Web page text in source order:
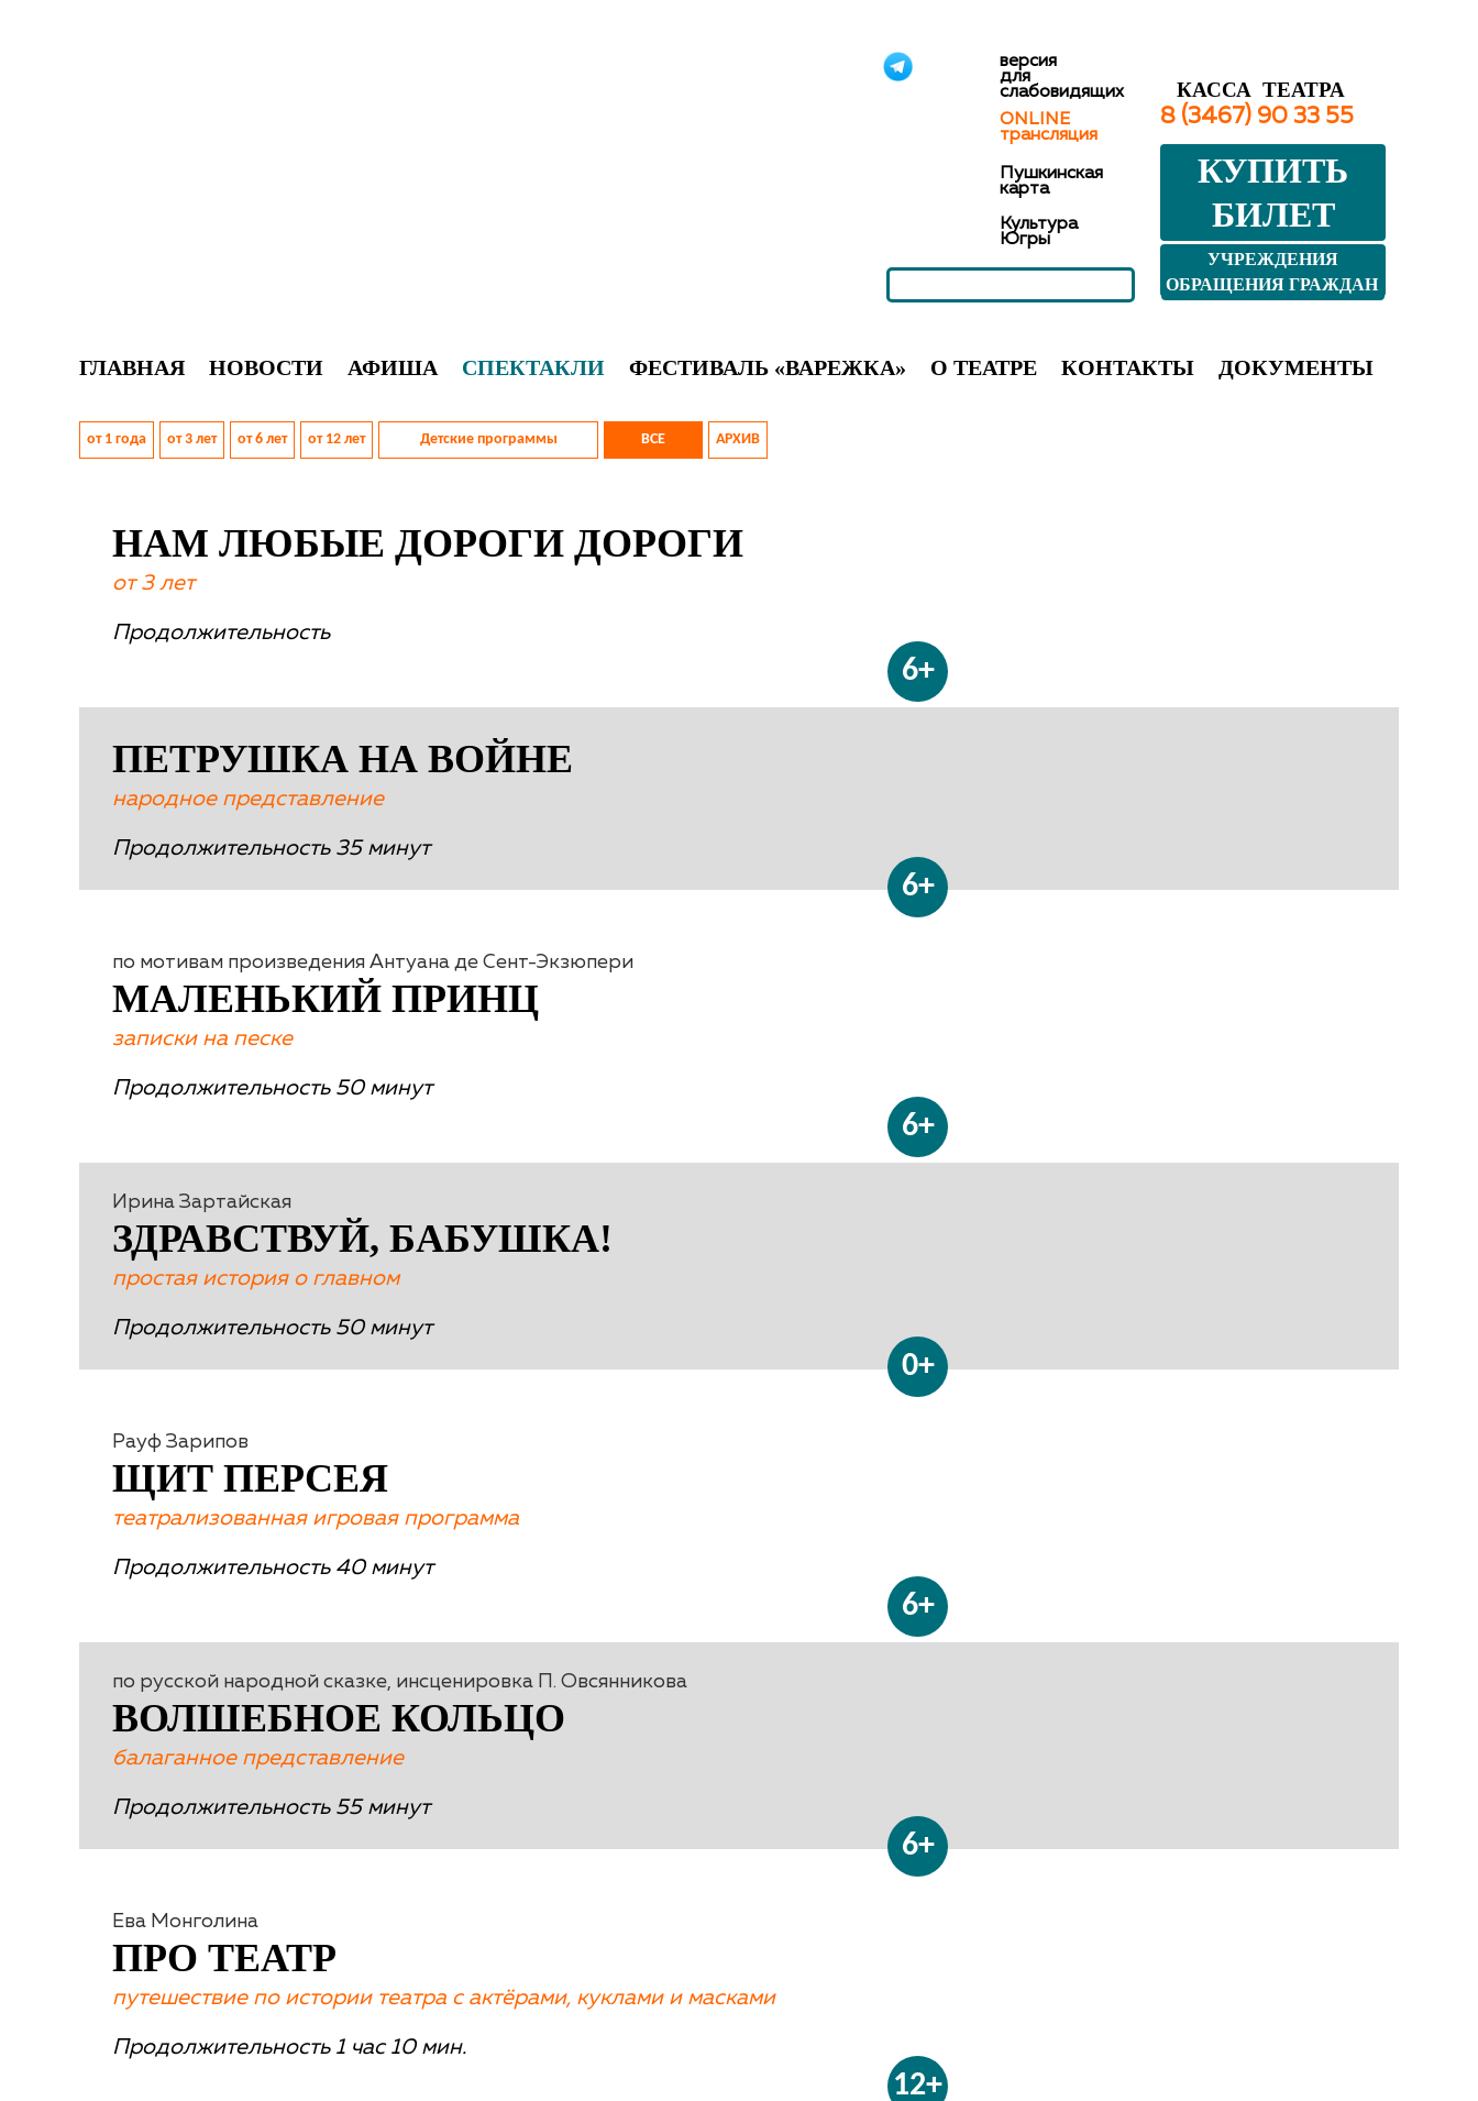
версия
для
слабовидящих
ONLINE
трансляция
Пушкинская
карта
Культура
Югры
КАССА ТЕАТРА
8 (3467) 90 33 55
КУПИТЬ
БИЛЕТ
УЧРЕЖДЕНИЯ
КУЛЬТУРЫ ЮГРЫ
ОБРАЩЕНИЯ ГРАЖДАН
ГЛАВНАЯ НОВОСТИ АФИША СПЕКТАКЛИ ФЕСТИВАЛЬ «ВАРЕЖКА» О ТЕАТРЕ КОНТАКТЫ ДОКУМЕНТЫ
от 1 года от 3 лет от 6 лет от 12 лет Детские программы ВСЕ АРХИВ
НАМ ЛЮБЫЕ ДОРОГИ ДОРОГИ
Продолжительность
от 3 лет
6+
ПЕТРУШКА НА ВОЙНЕ
Продолжительность 35 минут
народное представление
6+
по мотивам произведения Антуана де Сент-Экзюпери
МАЛЕНЬКИЙ ПРИНЦ
Продолжительность 50 минут
записки на песке
6+
Ирина Зартайская
ЗДРАВСТВУЙ, БАБУШКА!
Продолжительность 50 минут
простая история о главном
0+
Рауф Зарипов
ЩИТ ПЕРСЕЯ
Продолжительность 40 минут
театрализованная игровая программа
6+
по русской народной сказке, инсценировка П. Овсянникова
ВОЛШЕБНОЕ КОЛЬЦО
Продолжительность 55 минут
балаганное представление
6+
Ева Монголина
ПРО ТЕАТР
Продолжительность 1 час 10 мин.
путешествие по истории театра с актёрами, куклами и масками
12+